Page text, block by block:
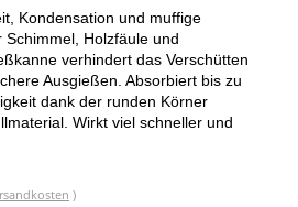
Kondensation und muffige
Holzfäule und
verhindert das Verschütten
Ausgießen. Absorbiert bis zu
dank der runden Körner
Wirkt viel schneller und
)